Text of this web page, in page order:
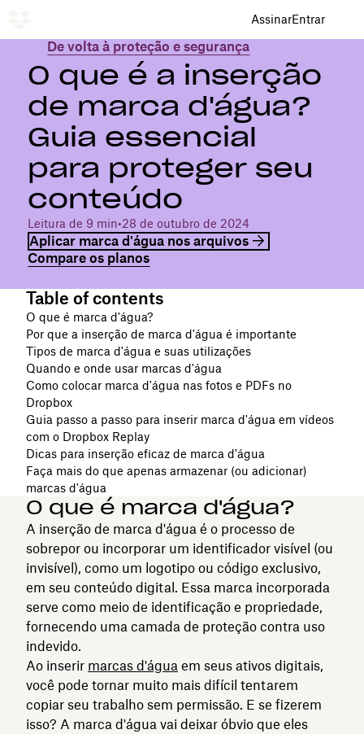
AssinarEntrar
De volta à proteção e segurança
O que é a inserção
de marca d'água?
Guia essencial
para proteger seu
conteúdo
Leitura de 9 min•28 de outubro de 2024
Aplicar marca d'água nos arquivos
Compare os planos
Table of contents
O que é marca d'água?
Por que a inserção de marca d'água é importante
Tipos de marca d'água e suas utilizações
Quando e onde usar marcas d'água
Como colocar marca d'água nas fotos e PDFs no
Dropbox
Guia passo a passo para inserir marca d'água em vídeos
com o Dropbox Replay
Dicas para inserção eficaz de marca d'água
Faça mais do que apenas armazenar (ou adicionar)
marcas d'água
O que é marca d'água?
A inserção de marca d'água é o processo de
sobrepor ou incorporar um identificador visível (ou
invisível), como um logotipo ou código exclusivo,
em seu conteúdo digital. Essa marca incorporada
serve como meio de identificação e propriedade,
fornecendo uma camada de proteção contra uso
indevido.
Ao inserir marcas d'água em seus ativos digitais,
você pode tornar muito mais difícil tentarem
copiar seu trabalho sem permissão. E se fizerem
isso? A marca d'água vai deixar óbvio que eles